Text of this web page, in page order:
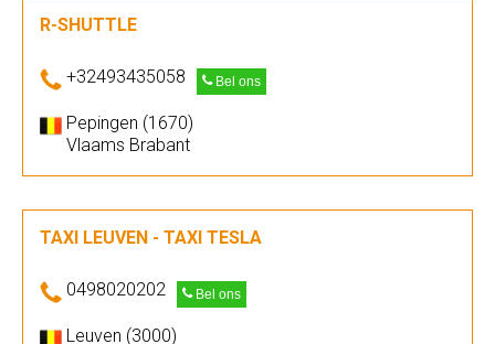
R-SHUTTLE
+32493435058 Bel ons
Pepingen (1670)
Vlaams Brabant
TAXI LEUVEN - TAXI TESLA
0498020202 Bel ons
Leuven (3000)